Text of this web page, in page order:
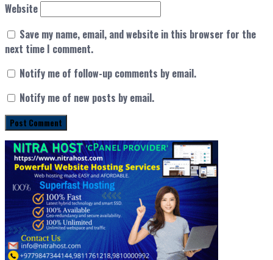
Website
Save my name, email, and website in this browser for the
next time I comment.
Notify me of follow-up comments by email.
Notify me of new posts by email.